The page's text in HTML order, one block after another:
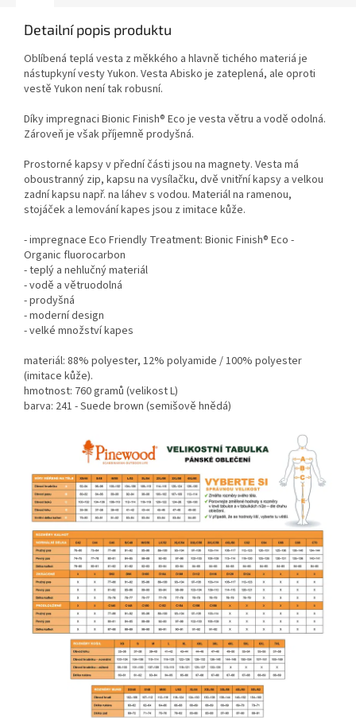
Detailní popis produktu
Oblíbená teplá vesta z měkkého a hlavně tichého materiá je
nástupkyní vesty Yukon. Vesta Abisko je zateplená, ale oproti
vestě Yukon není tak robusní.
Díky impregnaci Bionic Finish® Eco je vesta větru a vodě odolná.
Zároveň je však příjemně prodyšná.
Prostorné kapsy v přední části jsou na magnety. Vesta má
oboustranný zip, kapsu na vysílačku, dvě vnitřní kapsy a velkou
zadní kapsu např. na láhev s vodou. Materiál na ramenou,
stojáček a lemování kapes jsou z imitace kůže.
- impregnace Eco Friendly Treatment: Bionic Finish® Eco -
Organic fluorocarbon
- teplý a nehlučný materiál
- vodě a větruodolná
- prodyšná
- moderní design
- velké množství kapes
materiál: 88% polyester, 12% polyamide / 100% polyester
(imitace kůže).
hmotnost: 760 gramů (velikost L)
barva: 241 - Suede brown (semišově hnědá)